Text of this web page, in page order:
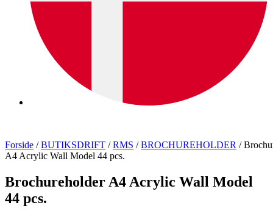
Forside /BUTIKSDRIFT /RMS /BROCHUREHOLDER /
A4 Acrylic Wall Model 44 pcs.
Brochureholder A4 Acrylic Wall Model
44 pcs.